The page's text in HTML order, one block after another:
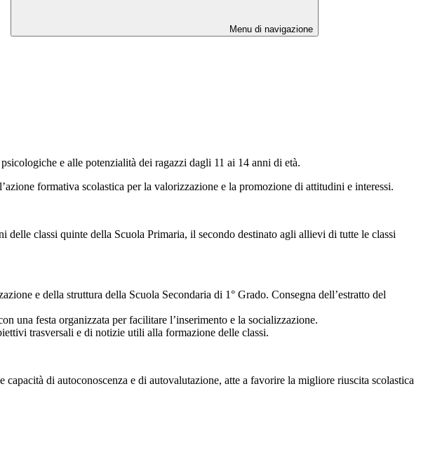
Menu di navigazione
e alle potenzialità dei ragazzi dagli 11 ai 14 anni di età.
formativa scolastica per la valorizzazione e la promozione di attitudini e interessi.
classi quinte della Scuola Primaria, il secondo destinato agli allievi di tutte le classi
e della struttura della Scuola Secondaria di 1° Grado. Consegna dell’estratto del
una festa organizzata per facilitare l’inserimento e la socializzazione.
trasversali e di notizie utili alla formazione delle classi.
di autoconoscenza e di autovalutazione, atte a favorire la migliore riuscita scolastica